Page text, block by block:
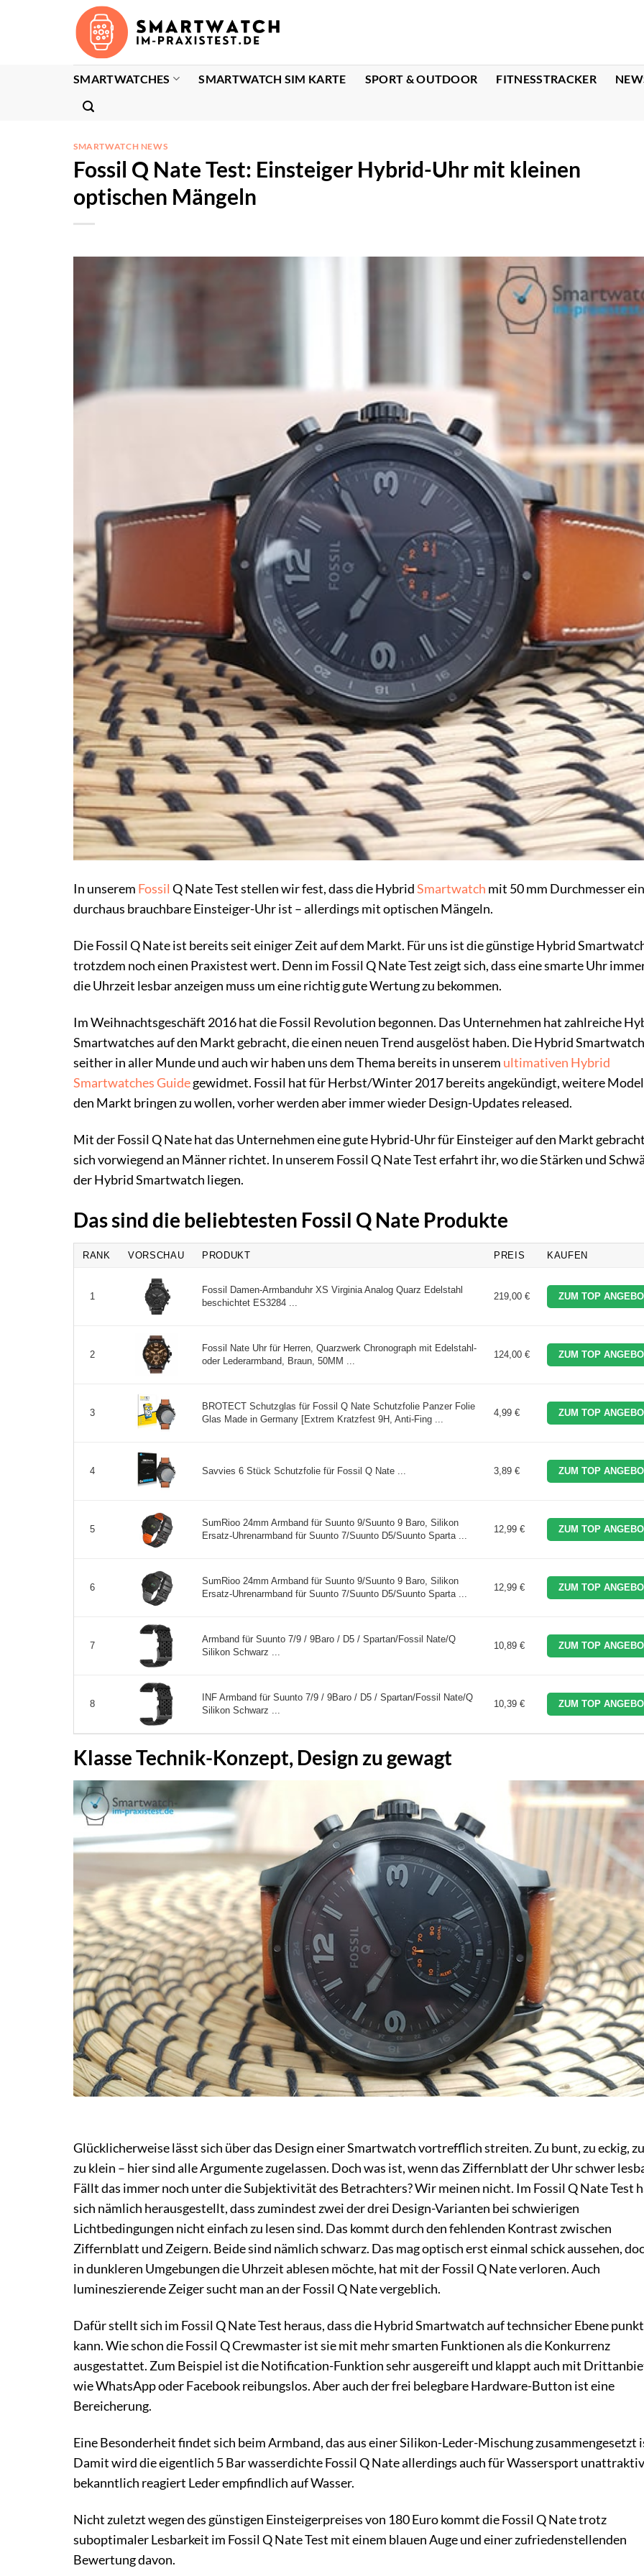
SMARTWATCHES SMARTWATCH SIM KARTE SPORT & OUTDOOR FITNESSTRACKER
SMARTWATCH NEWS
Fossil Q Nate Test: Einsteiger Hybrid-Uhr mit kleinen
optischen Mängeln
In unserem Fossil Q Nate Test stellen wir fest, dass die HybridSmartwatch mit 50 mm Durchmesser
durchaus brauchbare Einsteiger-Uhr ist – allerdings mit optischen Mängeln.
Die Fossil Q Nate ist bereits seit einiger Zeit auf dem Markt. Für uns ist die günstige Hybrid
trotzdem noch einen Praxistest wert. Denn im Fossil Q Nate Test zeigt sich, dass eine smarte Uhr
die Uhrzeit lesbar anzeigen muss um eine richtig gute Wertung zu bekommen.
Im Weihnachtsgeschäft 2016 hat die Fossil Revolution begonnen. Das Unternehmen hat zahlreiche
Smartwatches auf den Markt gebracht, die einen neuen Trend ausgelöst haben. Die Hybrid
seither in aller Munde und auch wir haben uns dem Thema bereits in unserem ultimativen Hybrid
Smartwatches Guidegewidmet. Fossil hat für Herbst/Winter 2017 bereits angekündigt, weitere
den Markt bringen zu wollen, vorher werden aber immer wieder Design-Updates released.
Mit der Fossil Q Nate hat das Unternehmen eine gute Hybrid-Uhr für Einsteiger auf den Markt
sich vorwiegend an Männer richtet. In unserem Fossil Q Nate Test erfahrt ihr, wo die Stärken und
der Hybrid Smartwatch liegen.
Das sind die beliebtesten Fossil Q Nate Produkte
RANK VORSCHAU PRODUKT PREIS KAUFEN
1
Fossil Damen-Armbanduhr XS Virginia Analog Quarz Edelstahl
beschichtet ES3284 ...
219,00 € ZUM TOP
2
Fossil Nate Uhr für Herren, Quarzwerk Chronograph mit Edelstahl-
oder Lederarmband, Braun, 50MM ...
124,00 € ZUM TOP
3
BROTECT Schutzglas für Fossil Q Nate Schutzfolie Panzer Folie
Glas Made in Germany [Extrem Kratzfest 9H, Anti-Fing ...
4,99 € ZUM TOP
4 Savvies 6 Stück Schutzfolie für Fossil Q Nate ... 3,89 € ZUM TOP
5
SumRioo 24mm Armband für Suunto 9/Suunto 9 Baro, Silikon
Ersatz-Uhrenarmband für Suunto 7/Suunto D5/Suunto Sparta ...
12,99 € ZUM TOP
6
SumRioo 24mm Armband für Suunto 9/Suunto 9 Baro, Silikon
Ersatz-Uhrenarmband für Suunto 7/Suunto D5/Suunto Sparta ...
12,99 € ZUM TOP
7
Armband für Suunto 7/9 / 9Baro / D5 / Spartan/Fossil Nate/Q
Silikon Schwarz ...
10,89 € ZUM TOP
8
INF Armband für Suunto 7/9 / 9Baro / D5 / Spartan/Fossil Nate/Q
Silikon Schwarz ...
10,39 € ZUM TOP
Klasse Technik-Konzept, Design zu gewagt
Glücklicherweise lässt sich über das Design einer Smartwatch vortrefflich streiten. Zu bunt, zu eckig,
zu klein – hier sind alle Argumente zugelassen. Doch was ist, wenn das Ziffernblatt der Uhr schwer
Fällt das immer noch unter die Subjektivität des Betrachters? Wir meinen nicht. Im Fossil Q Nate Test
sich nämlich herausgestellt, dass zumindest zwei der drei Design-Varianten bei schwierigen
Lichtbedingungen nicht einfach zu lesen sind. Das kommt durch den fehlenden Kontrast zwischen
Ziffernblatt und Zeigern. Beide sind nämlich schwarz. Das mag optisch erst einmal schick aussehen,
in dunkleren Umgebungen die Uhrzeit ablesen möchte, hat mit der Fossil Q Nate verloren. Auch
lumineszierende Zeiger sucht man an der Fossil Q Nate vergeblich.
Dafür stellt sich im Fossil Q Nate Test heraus, dass die Hybrid Smartwatch auf technsicher Ebene
kann. Wie schon die Fossil Q Crewmaster ist sie mit mehr smarten Funktionen als die Konkurrenz
ausgestattet. Zum Beispiel ist die Notification-Funktion sehr ausgereift und klappt auch mit
wie WhatsApp oder Facebook reibungslos. Aber auch der frei belegbare Hardware-Button ist eine
Bereicherung.
Eine Besonderheit findet sich beim Armband, das aus einer Silikon-Leder-Mischung zusammengesetzt
Damit wird die eigentlich 5 Bar wasserdichte Fossil Q Nate allerdings auch für Wassersport
bekanntlich reagiert Leder empfindlich auf Wasser.
Nicht zuletzt wegen des günstigen Einsteigerpreises von 180 Euro kommt die Fossil Q Nate trotz
suboptimaler Lesbarkeit im Fossil Q Nate Test mit einem blauen Auge und einer zufriedenstellenden
Bewertung davon.